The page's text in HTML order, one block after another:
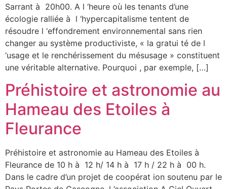
Sarrant à 20h00. A l ‘heure où les tenants d’une
écologie ralliée à l ‘hypercapitalisme tentent de
résoudre l ‘effondrement environnemental sans rien
changer au système productiviste, « la gratui té de l
‘usage et le renchérissement du mésusage » constituent
une véritable alternative. Pourquoi , par exemple, […]
Préhistoire et astronomie au
Hameau des Etoiles à
Fleurance
Préhistoire et astronomie au Hameau des Etoiles à
Fleurance de 10 h à 12 h/ 14 h à 17 h / 22 h à 00 h.
Dans le cadre d’un projet de coopérat ion soutenu par le